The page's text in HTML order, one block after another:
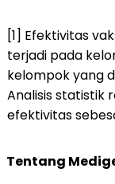
[1] Efektivitas
terjadi pada
kelompok yang
Analisis statistik
efektivitas
Tentang